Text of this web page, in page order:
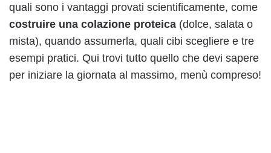
quali sono i vantaggi provati scientificamente, come
costruire una colazione proteica (dolce, salata o
mista), quando assumerla, quali cibi scegliere e tre
esempi pratici. Qui trovi tutto quello che devi sapere
per iniziare la giornata al massimo, menù compreso!